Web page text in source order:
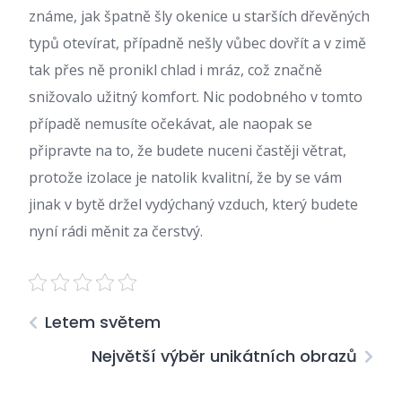
známe, jak špatně šly okenice u starších dřevěných
typů otevírat, případně nešly vůbec dovřít a v zimě
tak přes ně pronikl chlad i mráz, což značně
snižovalo užitný komfort. Nic podobného v tomto
případě nemusíte očekávat, ale naopak se
připravte na to, že budete nuceni častěji větrat,
protože izolace je natolik kvalitní, že by se vám
jinak v bytě držel vydýchaný vzduch, který budete
nyní rádi měnit za čerstvý.
Letem světem
Největší výběr unikátních obrazů